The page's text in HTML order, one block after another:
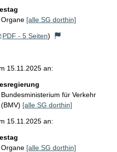
Organe [alle SG dorthin]
PDF - 5 Seiten)
15.11.2025 an:
Bundesministerium für Verkehr
(BMV) [alle SG dorthin]
15.11.2025 an:
Organe [alle SG dorthin]